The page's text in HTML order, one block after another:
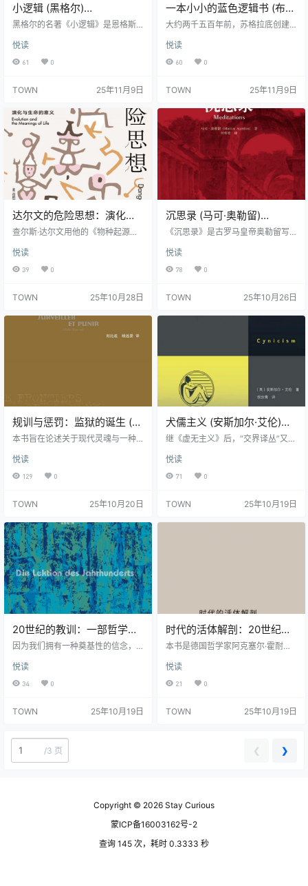
小逻辑 (黑格尔)
(epub,azw3,pdf)
黑格尔的名著《小逻辑》是恩格斯
文本之一。《小逻辑》是黑格尔唯
心主义最少、唯物主义最多的一部
哲学著作。它论述的是由感性的反
中人性在关系中的宏观现实世界，
观与客观、理论与实践、有限与无
限得到统一的全体的绝对理念。
悦读
61 0
TOWN 25年11月9日
一本小小的蓝色逻辑书 (布兰
登·罗伊尔著)
大约两千五百年前，苏格拉底创建
就是后世所说的“苏格拉底方法”，来
获取问题的答案，并对这些答案进
行推断。通过这种方式，他就可以
题，揭开很多貌似有理实则荒谬的
来我们所说的“逻辑推理” 本质上来
说，逻辑推理是一个“收集信息、评
估信息的过程”。要想做出正确的决
定，我们首先要占有充分的信息，
而要想占有充分的信息，首先需要…
悦读
60 0
TOWN 25年11月9日
达尔文的危险思想：演化与
生命的意义 (丹尼尔·丹尼特)
查尔斯·达尔文用他的《物种起源》
释：是演化和自然选择造就了这个
星球上缤纷的生命。但他真的如这
部划时代著作的书名提示的那样，
一天起，达尔文自然选择和演化的
被滥用、被否认，并且引发过一次
又一次激烈的辩论。虽然今天的多
悦读
39 0
TOWN 25年10月28日
沉思录 (马可·奥勒留)
(epub,azw3,pdf)
《沉思录》是古罗马皇帝奥勒留写
马劳顿中写成的。作品来自奥勒留
对身羁宫廷的自己和自己所处混乱
世界的感受，追求一种冷静而达观
一个里程碑。
悦读
78 0
TOWN 25年10月26日
规训与惩罚：监狱的诞生 (修
订译本) (米歇尔·福柯) (pdf)
本书旨在论述关于现代灵魂与一种
史，论述现行的科学—法律综合体
的系谱。在这种综合体中，惩罚权
种综合体掩饰自己超常的独特性。
史学家彼得·盖伊则将《规训与惩
罚》描述为福柯的关键文本，认为
它影响了19世纪监狱理论与实践的
学术研究。事实上，该书自出版以
来，在哲学、政治、历史乃至建
筑、艺术…
悦读
129 0
TOWN 25年10月20日
犬儒主义 (安斯加尔·艾伦)
(epub,azw3)
继《虚无主义》后，“交界译丛”又一
许都有自己的“犬儒时刻”，是屈服于
心中的“黑暗面”，还是拨开迷雾，迎
主义，重识时代，直面自我！ 每个
悦读
71 0
TOWN 25年10月19日
20世纪的教训：一部哲学对
话 (汉斯-格奥尔格·伽达默尔
(epub,azw3,pdf)
因为我们拥有一种奠基性的信念，
会在对话中遭到贬低，也不会绝对
性地支配他者。相反，它能够充任
起的东西，就是这种对话本身。
默尔在年近百岁时与意大利哲学家
多托利展开了一场颇具丰富意涵和
悦读
34 0
TOWN 25年10月19日
时代的活体解剖：20世纪观
念史肖像 (阿克塞尔·霍耐特)
本书是德国哲学家阿克塞尔·霍耐特
著作，他所选取的知识分子是一群
“无所归依的世界公民”，推动他们进
言，理论就是剖析社会肌体的解剖
格、奥雷尔·科尔奈、罗宾·科林伍
德、朱迪丝·施克莱还是昆廷·斯金
悦读
21 0
TOWN 25年10月19日
/3 页 ❮ ❯
Copyright © 2026 Stay Curious
蒙ICP备16003162号-2
查询 145 次，耗时 0.3333 秒